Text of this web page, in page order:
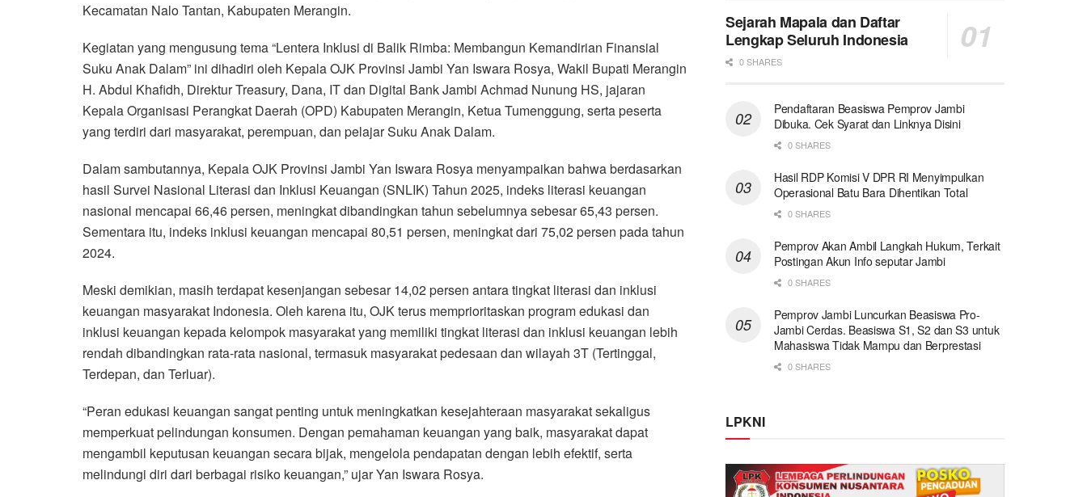
Kecamatan Nalo Tantan, Kabupaten Merangin.
Kegiatan yang mengusung tema “Lentera Inklusi di Balik Rimba: Membangun Kemandirian Finansial
Suku Anak Dalam” ini dihadiri oleh Kepala OJK Provinsi Jambi Yan Iswara Rosya, Wakil Bupati Merangin
H. Abdul Khafidh, Direktur Treasury, Dana, IT dan Digital Bank Jambi Achmad Nunung HS, jajaran
Kepala Organisasi Perangkat Daerah (OPD) Kabupaten Merangin, Ketua Tumenggung, serta peserta
yang terdiri dari masyarakat, perempuan, dan pelajar Suku Anak Dalam.
Dalam sambutannya, Kepala OJK Provinsi Jambi Yan Iswara Rosya menyampaikan bahwa berdasarkan
hasil Survei Nasional Literasi dan Inklusi Keuangan (SNLIK) Tahun 2025, indeks literasi keuangan
nasional mencapai 66,46 persen, meningkat dibandingkan tahun sebelumnya sebesar 65,43 persen.
Sementara itu, indeks inklusi keuangan mencapai 80,51 persen, meningkat dari 75,02 persen pada tahun
2024.
Meski demikian, masih terdapat kesenjangan sebesar 14,02 persen antara tingkat literasi dan inklusi
keuangan masyarakat Indonesia. Oleh karena itu, OJK terus memprioritaskan program edukasi dan
inklusi keuangan kepada kelompok masyarakat yang memiliki tingkat literasi dan inklusi keuangan lebih
rendah dibandingkan rata-rata nasional, termasuk masyarakat pedesaan dan wilayah 3T (Tertinggal,
Terdepan, dan Terluar).
“Peran edukasi keuangan sangat penting untuk meningkatkan kesejahteraan masyarakat sekaligus
memperkuat pelindungan konsumen. Dengan pemahaman keuangan yang baik, masyarakat dapat
mengambil keputusan keuangan secara bijak, mengelola pendapatan dengan lebih efektif, serta
melindungi diri dari berbagai risiko keuangan,” ujar Yan Iswara Rosya.
Sejarah Mapala dan Daftar
Lengkap Seluruh Indonesia
0 SHARES
Pendaftaran Beasiswa Pemprov Jambi
Dibuka. Cek Syarat dan Linknya Disini
0 SHARES
Hasil RDP Komisi V DPR RI Menyimpulkan
Operasional Batu Bara Dihentikan Total
0 SHARES
Pemprov Akan Ambil Langkah Hukum, Terkait
Postingan Akun Info seputar Jambi
0 SHARES
Pemprov Jambi Luncurkan Beasiswa Pro-
Jambi Cerdas. Beasiswa S1, S2 dan S3 untuk
Mahasiswa Tidak Mampu dan Berprestasi
0 SHARES
LPKNI